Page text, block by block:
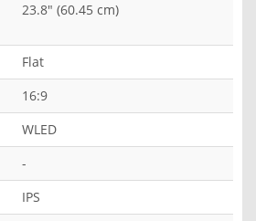
23.8" (60.45 cm)
Flat
16:9
WLED
-
IPS